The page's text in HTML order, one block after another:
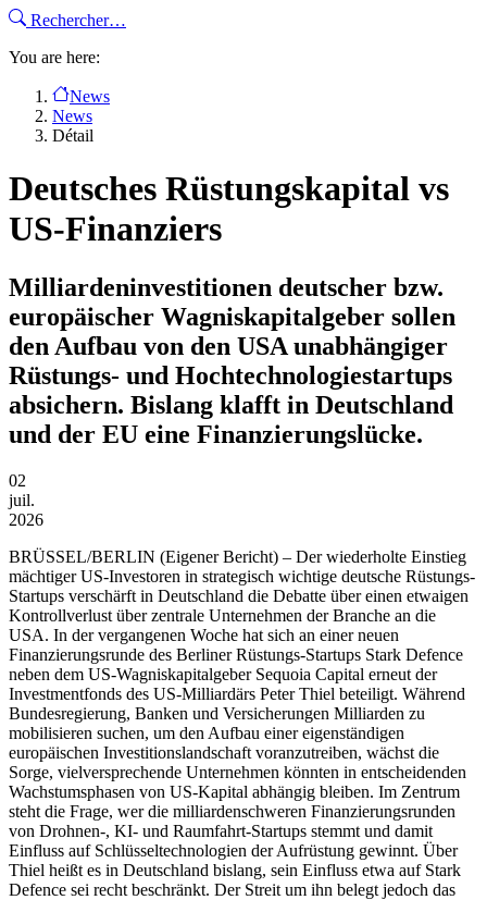
Rechercher…
You are here:
News
News
Détail
Deutsches Rüstungskapital vs
US-Finanziers
Milliardeninvestitionen deutscher bzw.
europäischer Wagniskapitalgeber sollen
den Aufbau von den USA unabhängiger
Rüstungs- und Hochtechnologiestartups
absichern. Bislang klafft in Deutschland
und der EU eine Finanzierungslücke.
02
juil.
2026
BRÜSSEL/BERLIN (Eigener Bericht) – Der wiederholte Einstieg
mächtiger US-Investoren in strategisch wichtige deutsche Rüstungs-
Startups verschärft in Deutschland die Debatte über einen etwaigen
Kontrollverlust über zentrale Unternehmen der Branche an die
USA. In der vergangenen Woche hat sich an einer neuen
Finanzierungsrunde des Berliner Rüstungs-Startups Stark Defence
neben dem US-Wagniskapitalgeber Sequoia Capital erneut der
Investmentfonds des US-Milliardärs Peter Thiel beteiligt. Während
Bundesregierung, Banken und Versicherungen Milliarden zu
mobilisieren suchen, um den Aufbau einer eigenständigen
europäischen Investitionslandschaft voranzutreiben, wächst die
Sorge, vielversprechende Unternehmen könnten in entscheidenden
Wachstumsphasen von US-Kapital abhängig bleiben. Im Zentrum
steht die Frage, wer die milliardenschweren Finanzierungsrunden
von Drohnen-, KI- und Raumfahrt-Startups stemmt und damit
Einfluss auf Schlüsseltechnologien der Aufrüstung gewinnt. Über
Thiel heißt es in Deutschland bislang, sein Einfluss etwa auf Stark
Defence sei recht beschränkt. Der Streit um ihn belegt jedoch das